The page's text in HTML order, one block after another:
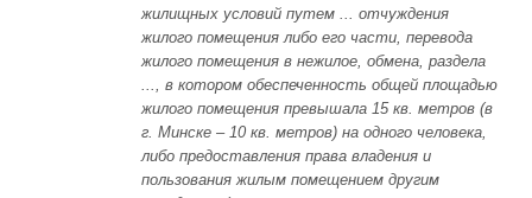
жилищных условий путем ... отчуждения
жилого помещения либо его части, перевода
жилого помещения в нежилое, обмена, раздела
..., в котором обеспеченность общей площадью
жилого помещения превышала 15 кв. метров (в
г. Минске – 10 кв. метров) на одного человека,
либо предоставления права владения и
пользования жилым помещением другим